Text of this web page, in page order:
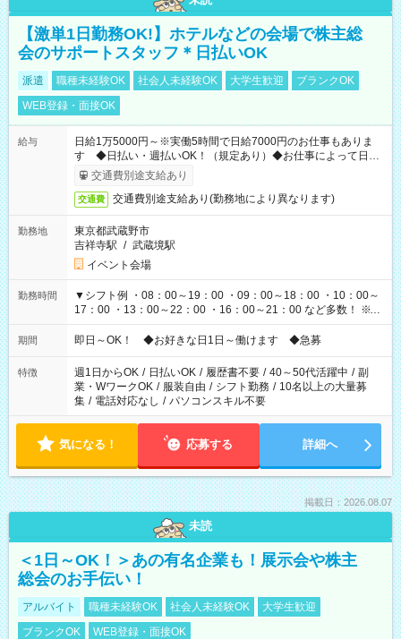
【激単1日勤務OK!】ホテルなどの会場で株主総
会のサポートスタッフ＊日払いOK
派遣 職種未経験OK 社会人未経験OK 大学生歓迎
ブランクOK
WEB登録・面接OK
給与
日給1万5000円～※実働5時間で日給7000円のお仕事もありま
す ◆日払い・週払いOK！（規定あり）◆お仕事によって日給
も異なります
交通費別途支給あり
交通費 交通費別途支給あり(勤務地により異なります)
勤務地
東京都武蔵野市
吉祥寺駅 / 武蔵境駅
イベント会場
勤務時間
▼シフト例 ・08：00～19：00 ・09：00～18：00 ・10：00～
17：00 ・13：00～22：00 ・16：00～21：00 など多数！ ※お
仕事により勤務時間が異なります
期間 即日～OK！ ◆お好きな日1日～働けます ◆急募
特徴 週1日からOK / 日払いOK / 履歴書不要 / 40～50代活躍中 / 副
業・WワークOK / 服装自由 / シフト勤務 / 10名以上の大量募
集 / 電話対応なし / パソコンスキル不要
気になる！ 応募する 詳細へ
掲載日：2026.08.07
未読
＜1日～OK！＞あの有名企業も！展示会や株主
総会のお手伝い！
アルバイト 職種未経験OK 社会人未経験OK
大学生歓迎
ブランクOK
WEB登録・面接OK